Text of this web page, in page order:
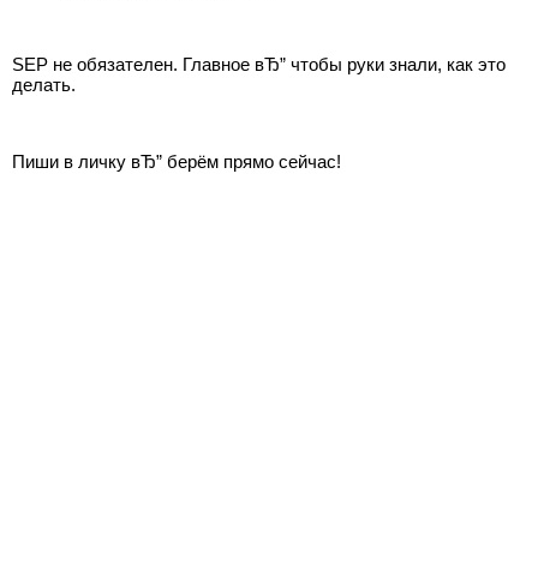
SEP не обязателен. Главное вЂ” чтобы руки знали, как это
делать.
Пиши в личку вЂ” берём прямо сейчас!